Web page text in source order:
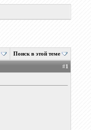
Поиск в этой теме
#1